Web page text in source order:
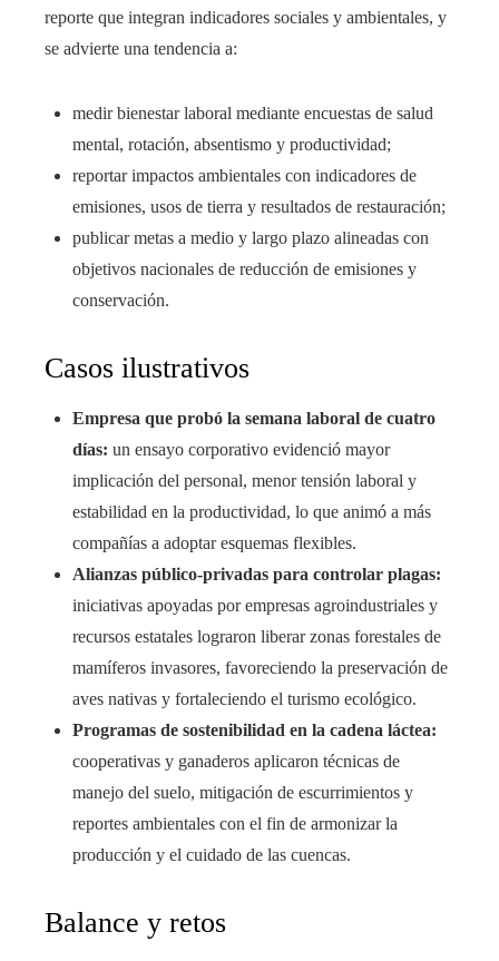
reporte que integran indicadores sociales y ambientales, y
se advierte una tendencia a:
medir bienestar laboral mediante encuestas de salud
mental, rotación, absentismo y productividad;
reportar impactos ambientales con indicadores de
emisiones, usos de tierra y resultados de restauración;
publicar metas a medio y largo plazo alineadas con
objetivos nacionales de reducción de emisiones y
conservación.
Casos ilustrativos
Empresa que probó la semana laboral de cuatro
días: un ensayo corporativo evidenció mayor
implicación del personal, menor tensión laboral y
estabilidad en la productividad, lo que animó a más
compañías a adoptar esquemas flexibles.
Alianzas público-privadas para controlar plagas:
iniciativas apoyadas por empresas agroindustriales y
recursos estatales lograron liberar zonas forestales de
mamíferos invasores, favoreciendo la preservación de
aves nativas y fortaleciendo el turismo ecológico.
Programas de sostenibilidad en la cadena láctea:
cooperativas y ganaderos aplicaron técnicas de
manejo del suelo, mitigación de escurrimientos y
reportes ambientales con el fin de armonizar la
producción y el cuidado de las cuencas.
Balance y retos